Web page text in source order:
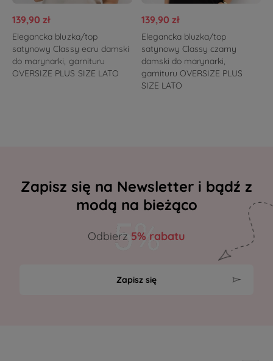
139,90 zł
Elegancka bluzka/top
satynowy Classy ecru damski
do marynarki, garnituru
OVERSIZE PLUS SIZE LATO
139,90 zł
Elegancka bluzka/top
satynowy Classy czarny
damski do marynarki,
garnituru OVERSIZE PLUS
SIZE LATO
Zapisz się na Newsletter i bądź z
modą na bieżąco
Odbierz 5% rabatu
Zapisz się